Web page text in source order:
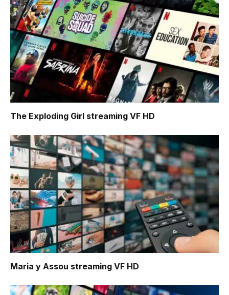
The Exploding Girl streaming VF HD
Maria y Assou streaming VF HD